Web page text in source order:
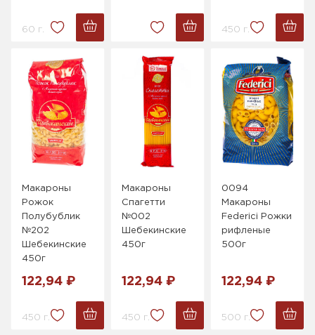
60 г. 450 г.
Макароны
Рожок
Полубублик
№202
Шебекинские
450г
122,94 ₽
450 г.
Макароны
Спагетти
№002
Шебекинские
450г
122,94 ₽
450 г.
0094
Макароны
Federici Рожки
рифленые
500г
122,94 ₽
500 г.